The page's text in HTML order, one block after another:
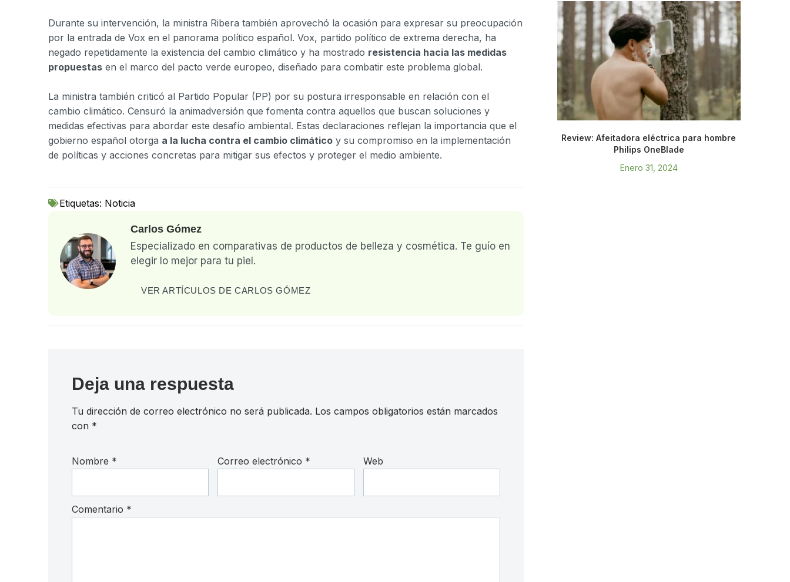
Durante su intervención, la ministra Ribera también aprovechó la ocasión para expresar su preocupación
por la entrada de Vox en el panorama político español. Vox, partido político de extrema derecha, ha
negado repetidamente la existencia del cambio climático y ha mostrado resistencia hacia las medidas
propuestas en el marco del pacto verde europeo, diseñado para combatir este problema global.
La ministra también criticó al Partido Popular (PP) por su postura irresponsable en relación con el
cambio climático. Censuró la animadversión que fomenta contra aquellos que buscan soluciones y
medidas efectivas para abordar este desafío ambiental. Estas declaraciones reflejan la importancia que el
gobierno español otorga a la lucha contra el cambio climático y su compromiso en la implementación
de políticas y acciones concretas para mitigar sus efectos y proteger el medio ambiente.
Etiquetas: Noticia
Carlos Gómez
Especializado en comparativas de productos de belleza y cosmética. Te guío en
elegir lo mejor para tu piel.
VER ARTÍCULOS DE CARLOS GÓMEZ
Deja una respuesta
Tu dirección de correo electrónico no será publicada. Los campos obligatorios están marcados
con *
Nombre * Correo electrónico * Web
Comentario *
Review: Afeitadora eléctrica para hombre
Philips OneBlade
Enero 31, 2024